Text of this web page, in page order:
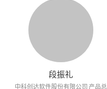
段振礼
中科创达软件股份有限公司 产品总